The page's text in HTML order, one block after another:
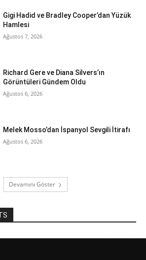
Gigi Hadid ve Bradley Cooper’dan Yüzük
Hamlesi
Ağustos 7, 2026
Richard Gere ve Diana Silvers’ın
Görüntüleri Gündem Oldu
Ağustos 6, 2026
Melek Mosso’dan İspanyol Sevgili İtirafı
Ağustos 6, 2026
Devamını Göster